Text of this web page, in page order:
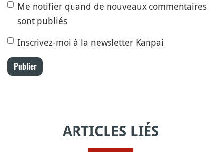
Me notifier quand de nouveaux commentaires
sont publiés
Inscrivez-moi à la newsletter Kanpai
Publier
ARTICLES LIÉS